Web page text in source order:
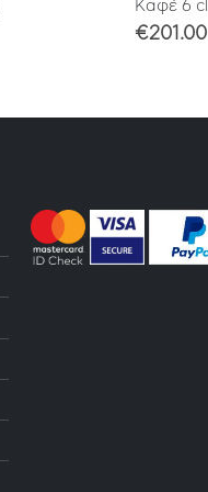
Καφέ 6 cl
€201.00